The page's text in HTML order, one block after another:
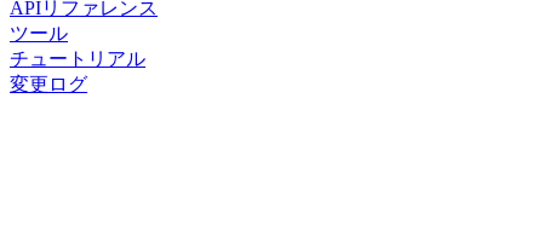
APIリファレンス
ツール
チュートリアル
変更ログ